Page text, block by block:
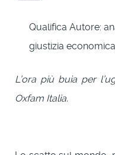
Qualifica Autore:
giustizia
L’ora più buia per
Oxfam Italia.